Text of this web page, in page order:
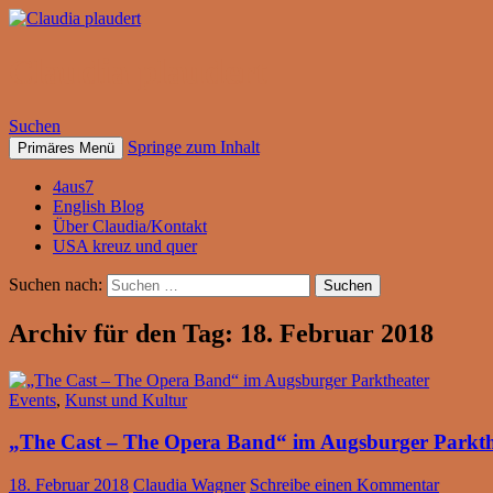
Suchen
Primäres Menü Springe zum Inhalt
4aus7
English Blog
Über Claudia/Kontakt
USA kreuz und quer
Suchen nach:
Archiv für den Tag: 18. Februar 2018
Events, Kunst und Kultur
„The Cast – The Opera Band“ im Augsburger
18. Februar 2018 Claudia Wagner Schreibe einen Kommentar